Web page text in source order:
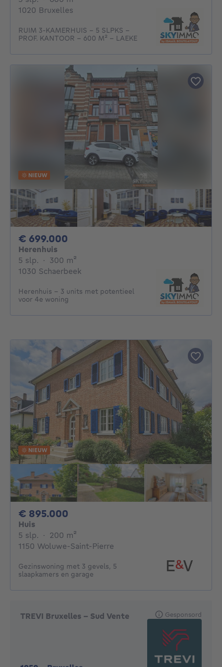
1020 Bruxelles
RUIM 3-KAMERHUIS - 5 SLPKS -
PROF. KANTOOR - 600 M² - LAEKE
NIEUW
€ 699.000
Herenhuis
5 slp. 5 slaapkamers
· 300 m²
1030 Schaerbeek
Herenhuis – 3 units met potentieel
voor 4e woning
NIEUW
€ 895.000
Huis
5 slp. 5 slaapkamers
· 200 m²
1150 Woluwe-Saint-Pierre
Gezinswoning met 3 gevels, 5
slaapkamers en garage
TREVI Bruxelles - Sud Vente Gesponsord